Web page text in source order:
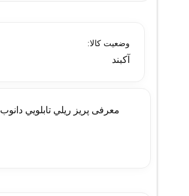
وضعیت کالا:
آکبند
معرفی پريز ريلي تابلويي دانوب